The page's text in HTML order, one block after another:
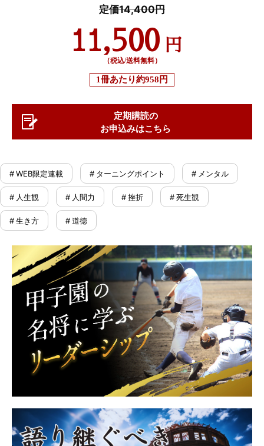
定価14,400円
11,500 円
（税込/送料無料）
1冊あたり約958円
定期購読の
お申込みはこちら
# WEB限定連載 # ターニングポイント # メンタル
# 人生観 # 人間力 # 挫折 # 死生観
# 生き方 # 道徳